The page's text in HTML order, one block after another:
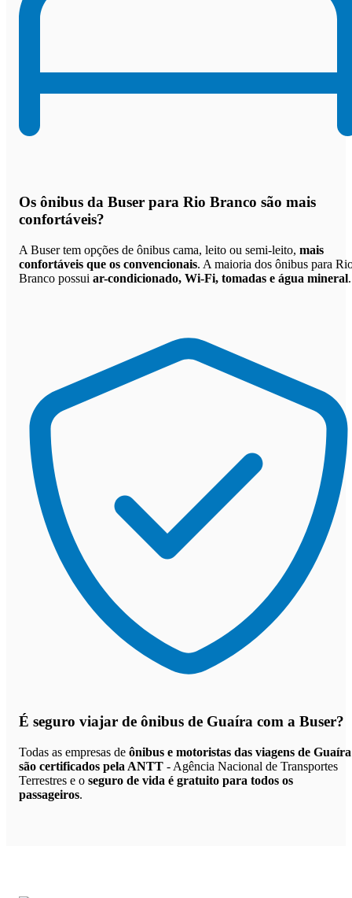
Os ônibus da Buser para Rio Branco são mais
confortáveis?
A Buser tem opções de ônibus cama, leito ou semi-leito, mais
confortáveis que os convencionais. A maioria dos ônibus para
Branco possui ar-condicionado, Wi-Fi, tomadas e água mineral.
É seguro viajar de ônibus de Guaíra com a Buser?
Todas as empresas de ônibus e motoristas das viagens de Guaíra
são certificados pela ANTT - Agência Nacional de Transportes
Terrestres e o seguro de vida é gratuito para todos os
passageiros.